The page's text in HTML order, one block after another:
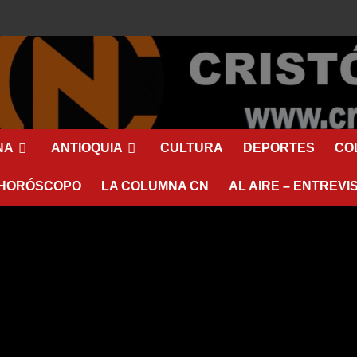
ANTIOQUIA CULTURA DEPORTES
HORÓSCOPO LA COLUMNA CN AL AIRE –